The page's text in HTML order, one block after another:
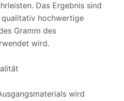
Das Ergebnis sind
hochwertige
Gramm des
wird.
wird